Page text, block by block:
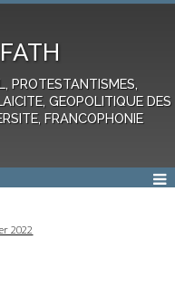
PROTESTANTISMES,
GEOPOLITIQUE DES
FRANCOPHONIE
2022